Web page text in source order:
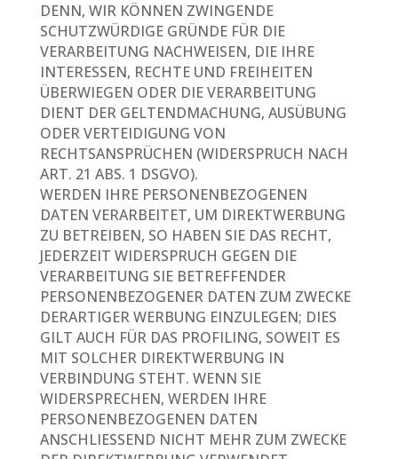
DENN, WIR KÖNNEN ZWINGENDE
SCHUTZWÜRDIGE GRÜNDE FÜR DIE
VERARBEITUNG NACHWEISEN, DIE IHRE
INTERESSEN, RECHTE UND FREIHEITEN
ÜBERWIEGEN ODER DIE VERARBEITUNG
DIENT DER GELTENDMACHUNG, AUSÜBUNG
ODER VERTEIDIGUNG VON
RECHTSANSPRÜCHEN (WIDERSPRUCH NACH
ART. 21 ABS. 1 DSGVO).
WERDEN IHRE PERSONENBEZOGENEN
DATEN VERARBEITET, UM DIREKTWERBUNG
ZU BETREIBEN, SO HABEN SIE DAS RECHT,
JEDERZEIT WIDERSPRUCH GEGEN DIE
VERARBEITUNG SIE BETREFFENDER
PERSONENBEZOGENER DATEN ZUM ZWECKE
DERARTIGER WERBUNG EINZULEGEN; DIES
GILT AUCH FÜR DAS PROFILING, SOWEIT ES
MIT SOLCHER DIREKTWERBUNG IN
VERBINDUNG STEHT. WENN SIE
WIDERSPRECHEN, WERDEN IHRE
PERSONENBEZOGENEN DATEN
ANSCHLIESSEND NICHT MEHR ZUM ZWECKE